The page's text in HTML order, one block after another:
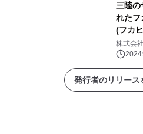
三陸の
れたフ
(フカ
ーファ
株式会
2024
発行者のリリース